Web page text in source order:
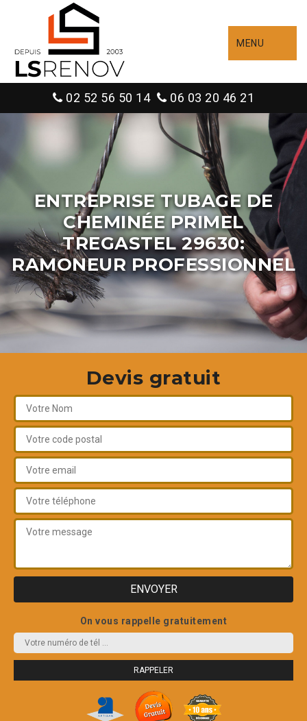
MENU
02 52 56 50 14 06 03 20 46 21
ENTREPRISE TUBAGE DE
CHEMINÉE PRIMEL
TREGASTEL 29630:
RAMONEUR PROFESSIONNEL
Devis gratuit
On vous rappelle gratuitement